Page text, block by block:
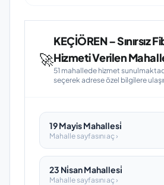
🚀
KEÇİÖREN – Sınırsız
Hizmeti Verilen
51 mahallede hizmet
seçerek adrese özel bilgilere
19 Mayis Mahallesi̇
Mahalle sayfasını aç ›
23 Ni̇san Mahallesi̇
Mahalle sayfasını aç ›